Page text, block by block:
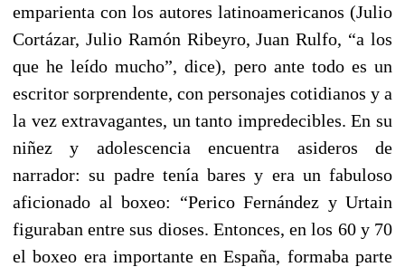
emparienta con los autores latinoamericanos (Julio
Cortázar, Julio Ramón Ribeyro, Juan Rulfo, “a los
que he leído mucho”, dice), pero ante todo es un
escritor sorprendente, con personajes cotidianos y a
la vez extravagantes, un tanto impredecibles. En su
niñez y adolescencia encuentra asideros de
narrador: su padre tenía bares y era un fabuloso
aficionado al boxeo: “Perico Fernández y Urtain
figuraban entre sus dioses. Entonces, en los 60 y 70
el boxeo era importante en España, formaba parte